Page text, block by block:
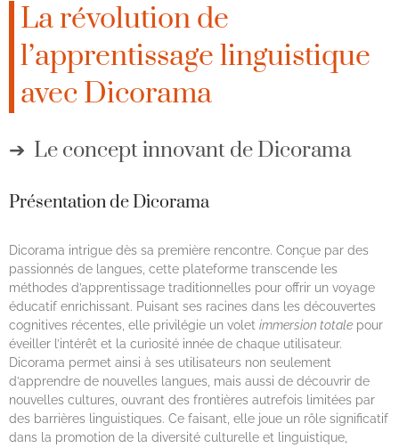
La révolution de
l’apprentissage linguistique
avec Dicorama
Le concept innovant de Dicorama
Présentation de Dicorama
Dicorama intrigue dès sa première rencontre. Conçue par des
passionnés de langues, cette plateforme transcende les
méthodes d’apprentissage traditionnelles pour offrir un voyage
éducatif enrichissant. Puisant ses racines dans les découvertes
cognitives récentes, elle privilégie un volet immersion totale pour
éveiller l’intérêt et la curiosité innée de chaque utilisateur.
Dicorama permet ainsi à ses utilisateurs non seulement
d’apprendre de nouvelles langues, mais aussi de découvrir de
nouvelles cultures, ouvrant des frontières autrefois limitées par
des barrières linguistiques. Ce faisant, elle joue un rôle significatif
dans la promotion de la diversité culturelle et linguistique,